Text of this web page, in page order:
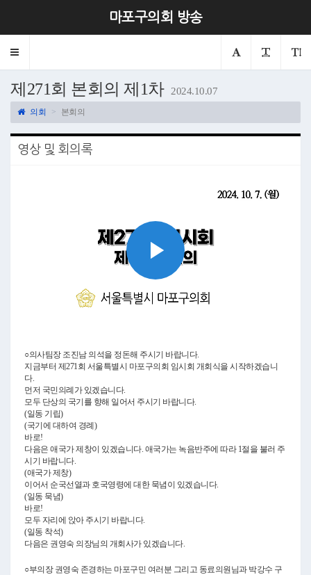
마포구의회 방송
Toggle
제271회 본회의 제1차 2024.10.07
의회 본회의
영상 및 회의록
Play
○의사팀장 조진남 의석을 정돈해 주시기 바랍니다.
지금부터 제271회 서울특별시 마포구의회 임시회 개회식을 시작하겠습니
다.
먼저 국민의례가 있겠습니다.
모두 단상의 국기를 향해 일어서 주시기 바랍니다.
(일동 기립)
(국기에 대하여 경례)
바로!
다음은 애국가 제창이 있겠습니다. 애국가는 녹음반주에 따라 1절을 불러 주
시기 바랍니다.
(애국가 제창)
이어서 순국선열과 호국영령에 대한 묵념이 있겠습니다.
(일동 묵념)
바로!
모두 자리에 앉아 주시기 바랍니다.
(일동 착석)
다음은 권영숙 의장님의 개회사가 있겠습니다.
○부의장 권영숙 존경하는 마포구민 여러분 그리고 동료의원님과 박강수 구